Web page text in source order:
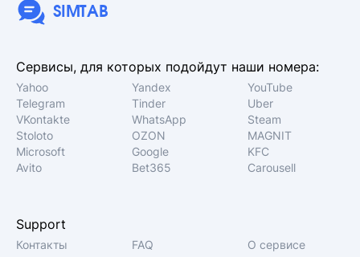
SIMTAB
Сервисы, для которых подойдут наши номера:
Yahoo Yandex
YouTube
Telegram
Tinder
Uber
VKontakte
WhatsApp
Steam
Stoloto
OZON
MAGNIT
Microsoft
Google
KFC
Avito
Bet365 Carousell
Support
Контакты FAQ О сервисе